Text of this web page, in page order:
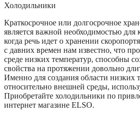
Холодильники
Краткосрочное или долгосрочное
является важной необходимостью для
когда речь идет о хранении
с давних времен нам известно, что
среде низких температур, способны
свойства на протяжении довольно
Именно для создания области низких
относительно внешней среды,
Приобретайте холодильники по
интернет магазине ELSO.